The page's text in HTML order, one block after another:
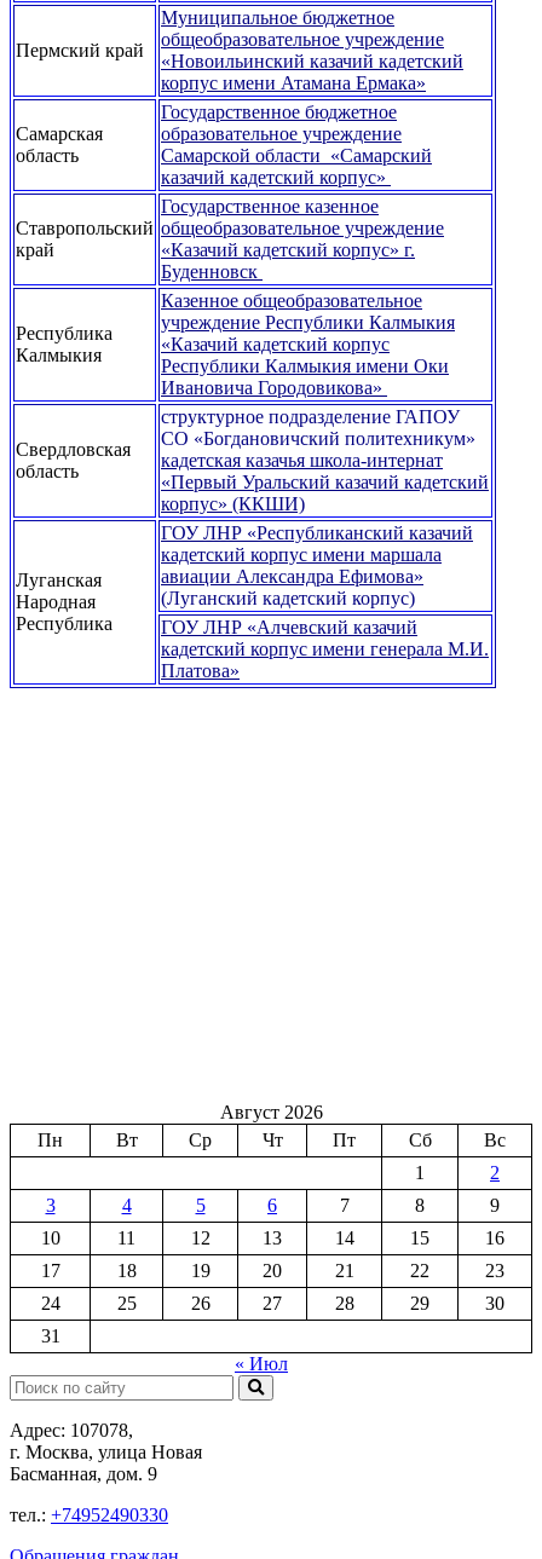
Пермский край
Муниципальное бюджетное
общеобразовательное учреждение
«Новоильинский казачий кадетский
корпус имени Атамана Ермака»
Самарская
область
Государственное бюджетное
образовательное учреждение
Самарской области «Самарский
казачий кадетский корпус»
Ставропольский
край
Государственное казенное
общеобразовательное учреждение
«Казачий кадетский корпус» г.
Буденновск
Республика
Калмыкия
Казенное общеобразовательное
учреждение Республики Калмыкия
«Казачий кадетский корпус
Республики Калмыкия имени Оки
Ивановича Городовикова»
Свердловская
область
структурное подразделение ГАПОУ
СО «Богдановичский политехникум»
кадетская казачья школа-интернат
«Первый Уральский казачий кадетский
корпус» (ККШИ)
Луганская
Народная
Республика
ГОУ ЛНР «Республиканский казачий
кадетский корпус имени маршала
авиации Александра Ефимова»
(Луганский кадетский корпус)
ГОУ ЛНР «Алчевский казачий
кадетский корпус имени генерала М.И.
Платова»
Август 2026
Пн
Вт Ср Чт Пт Сб
Вс
1
2
3
4 5 6 7 8
9
10
11 12 13 14 15
16
17
18 19 20 21 22
23
24
25 26 27 28 29
30
31
« Июл
Поиск:
Адрес: 107078,
г. Москва, улица Новая
Басманная, дом. 9
тел.: +74952490330